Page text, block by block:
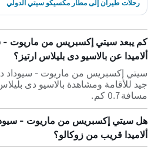
رحلات طيران إلى مطار مكسيكو سيتي الدولي
كم يبعد سيتي إكسبريس من ماريوت -
ألاميدا عن بالاسيو دى بليلاس ارتيز؟
سيتي إكسبريس من ماريوت - سيوداد
جيد للأقامة ومشاهدة بالاسيو دى
مسافة 0.7 كم.
هل سيتي إكسبريس من ماريوت -
ألاميدا قريب من زوكالو؟